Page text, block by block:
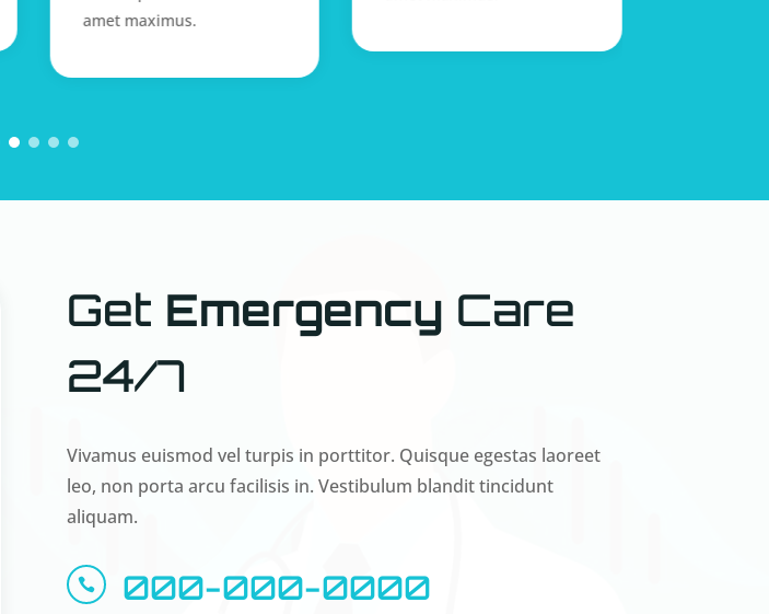
amet maximus.
Get Emergency Care
24/7
Vivamus euismod vel turpis in porttitor. Quisque egestas laoreet
leo, non porta arcu facilisis in. Vestibulum blandit tincidunt
aliquam.
 000-000-0000